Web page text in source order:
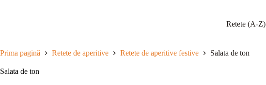
Retete (A-Z)
Prima pagină Retete de aperitive Retete de aperitive festive Salata de ton
Salata de ton